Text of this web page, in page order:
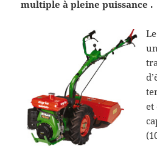
multiple à pleine puissance .
et